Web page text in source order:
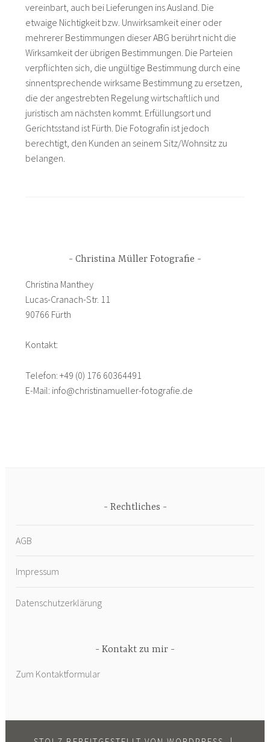
vereinbart, auch bei Lieferungen ins Ausland. Die
etwaige Nichtigkeit bzw. Unwirksamkeit einer oder
mehrerer Bestimmungen dieser ABG berührt nicht die
Wirksamkeit der übrigen Bestimmungen. Die Parteien
verpflichten sich, die ungültige Bestimmung durch eine
sinnentsprechende wirksame Bestimmung zu ersetzen,
die der angestrebten Regelung wirtschaftlich und
juristisch am nächsten kommt. Erfüllungsort und
Gerichtsstand ist Fürth. Die Fotografin ist jedoch
berechtigt, den Kunden an seinem Sitz/Wohnsitz zu
belangen.
Christina Müller Fotografie
Christina Manthey
Lucas-Cranach-Str. 11
90766 Fürth
Kontakt:
Telefon: +49 (0) 176 60364491
E-Mail: info@christinamueller-fotografie.de
Rechtliches
AGB
Impressum
Datenschutzerklärung
Kontakt zu mir
Zum Kontaktformular